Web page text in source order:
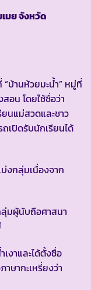
มย จังหวัด
านห้วยมะน้ำ” หมู่ที่
อน โดยใช้ชื่อว่า
ยนแม่สวดและชาว
เปิดรับนักเรียนได้
กลุ่มเนื่องจาก
มผู้นับถือศาสนา
งาและได้ตั้งชื่อ
าษากะเหรี่ยงว่า